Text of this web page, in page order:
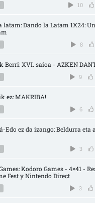
10
latam: Dando la Latam 1X24:
8
Berri: XVI. saioa - AZKEN
9
ez: MAKRIBA!
6
Edo ez da izango: Beldurra eta
3
Kodoro Games - 4×41 -
Fest y Nintendo Direct
3